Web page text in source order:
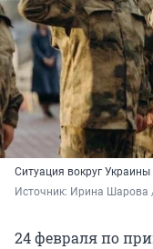
Ситуация вокруг Украины
Источник: Ирина Шарова
24 февраля по